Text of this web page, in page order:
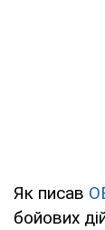
Як писав
бойових